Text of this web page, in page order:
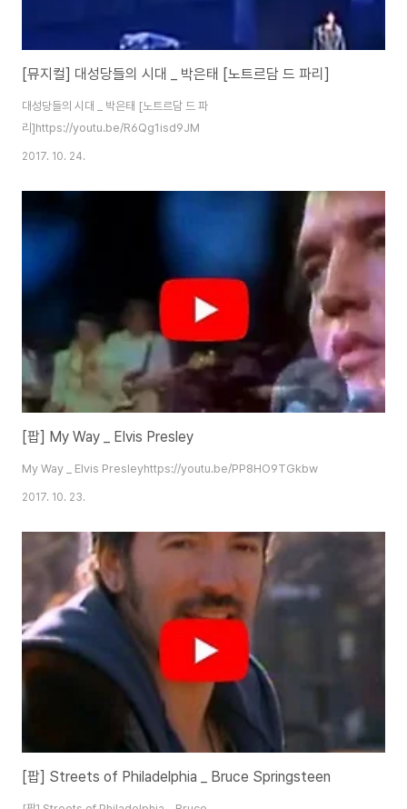
[뮤지컬] 대성당들의 시대 _ 박은태 [노트르담 드 파리]
대성당들의 시대 _ 박은태 [노트르담 드 파
리]https://youtu.be/R6Qg1isd9JM
2017. 10. 24.
[팝] My Way _ Elvis Presley
My Way _ Elvis Presleyhttps://youtu.be/PP8HO9TGkbw
2017. 10. 23.
[팝] Streets of Philadelphia _ Bruce Springsteen